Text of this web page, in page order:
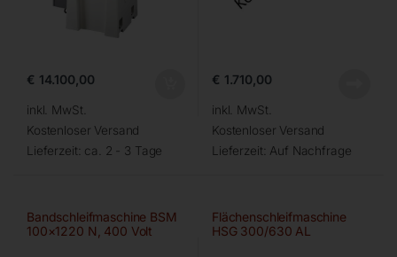
€ 14.100,00
inkl. MwSt.
Kostenloser Versand
Lieferzeit: ca. 2 - 3 Tage
€ 1.710,00
inkl. MwSt.
Kostenloser Versand
Lieferzeit: Auf Nachfrage
Bandschleifmaschine BSM
100×1220 N, 400 Volt
Flächenschleifmaschine
HSG 300/630 AL